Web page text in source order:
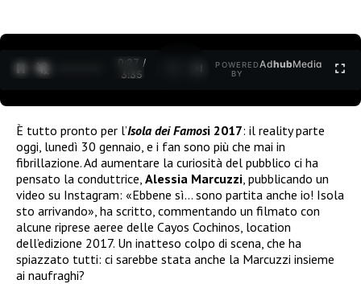
0:27 /
3:35
POWERED
BY
AdhubMedia
È tutto pronto per l’Isola dei Famosi 2017: il reality parte
oggi, lunedì 30 gennaio, e i fan sono più che mai in
fibrillazione. Ad aumentare la curiosità del pubblico ci ha
pensato la conduttrice, Alessia Marcuzzi , pubblicando un
video su Instagram: «Ebbene sì… sono partita anche io! Isola
sto arrivando», ha scritto, commentando un filmato con
alcune riprese aeree delle Cayos Cochinos, location
dell’edizione 2017. Un inatteso colpo di scena, che ha
spiazzato tutti: ci sarebbe stata anche la Marcuzzi insieme
ai naufraghi?